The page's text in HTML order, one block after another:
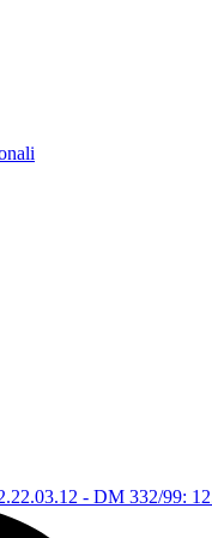
- DM 332/99: